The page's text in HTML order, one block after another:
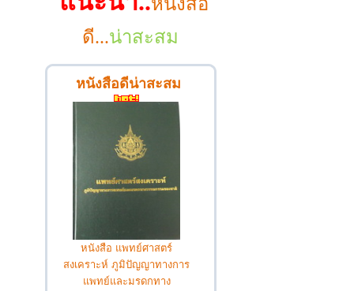
ดี...น่าสะสม
หนังสือดีน่าสะสม
หนังสือ แพทย์ศาสตร์
สงเคราะห์ ภูมิปัญญาทางการ
แพทย์และมรดกทาง